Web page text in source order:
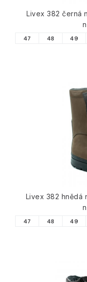
Livex 382 černá
47 48 49
Livex 382 hnědá
47 48 49